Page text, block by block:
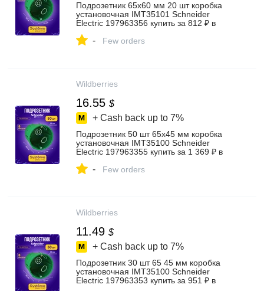
Подрозетник 65x60 мм 20 шт коробка
установочная IMT35101 Schneider
Electric 197963356 купить за 812 ₽ в
- Few orders
Wildberries
16.55 $
+ Cash back up to 7%
Подрозетник 50 шт 65x45 мм коробка
установочная IMT35100 Schneider
Electric 197963355 купить за 1 369 ₽ в
- Few orders
Wildberries
11.49 $
+ Cash back up to 7%
Подрозетник 30 шт 65 45 мм коробка
установочная IMT35100 Schneider
Electric 197963353 купить за 951 ₽ в